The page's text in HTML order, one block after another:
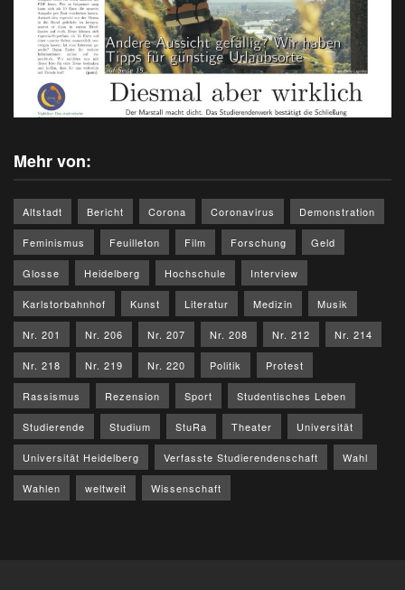
Mehr von:
Altstadt Bericht Corona Coronavirus Demonstration
Feminismus Feuilleton Film Forschung Geld
Glosse Heidelberg Hochschule Interview
Karlstorbahnhof Kunst Literatur Medizin Musik
Nr. 201 Nr. 206 Nr. 207 Nr. 208 Nr. 212 Nr. 214
Nr. 218 Nr. 219 Nr. 220 Politik Protest
Rassismus Rezension Sport Studentisches Leben
Studierende Studium StuRa Theater Universität
Universität Heidelberg Verfasste Studierendenschaft Wahl
Wahlen weltweit Wissenschaft